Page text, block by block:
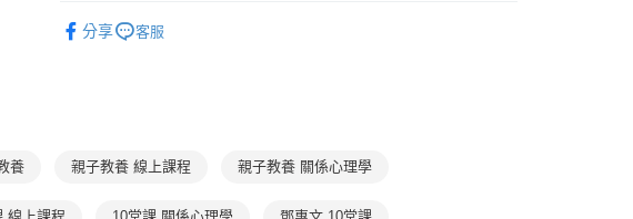
分享 客服
養 親子教養 線上課程 親子教養 關係心理學